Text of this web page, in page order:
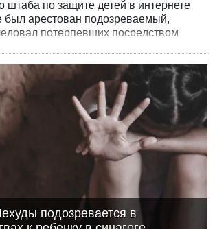
штаба по защите детей в интернете
был арестован подозреваемый,
потерпевших посредством
подозревается в